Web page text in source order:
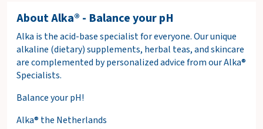
About Alka® - Balance your pH
Alka is the acid-base specialist for everyone. Our unique
alkaline (dietary) supplements, herbal teas, and skincare
are complemented by personalized advice from our Alka®
Specialists.
Balance your pH!
Alka® the Netherlands